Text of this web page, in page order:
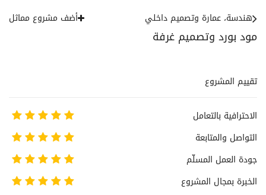
مود بورد وتصميم غرفة
هندسة، عمارة وتصميم داخلي أضف مشروع مماثل
تقييم المشروع
الاحترافية بالتعامل
التواصل والمتابعة
جودة العمل المسلّم
الخبرة بمجال المشروع